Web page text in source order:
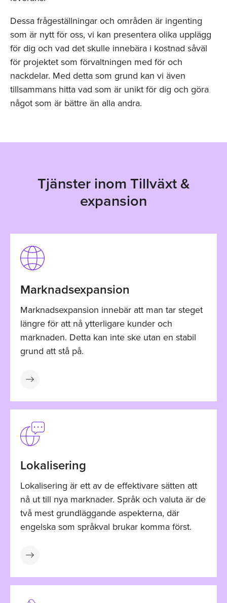
Dessa frågeställningar och områden är ingenting
som är nytt för oss, vi kan presentera olika upplägg
för dig och vad det skulle innebära i kostnad såväl
för projektet som förvaltningen med för och
nackdelar. Med detta som grund kan vi även
tillsammans hitta vad som är unikt för dig och göra
något som är bättre än alla andra.
Tjänster inom Tillväxt &
expansion
Marknadsexpansion
Marknadsexpansion innebär att man tar steget
längre för att nå ytterligare kunder och
marknaden. Detta kan inte ske utan en stabil
grund att stå på.
Lokalisering
Lokalisering är ett av de effektivare sätten att
nå ut till nya marknader. Språk och valuta är de
två mest grundläggande aspekterna, där
engelska som språkval brukar komma först.